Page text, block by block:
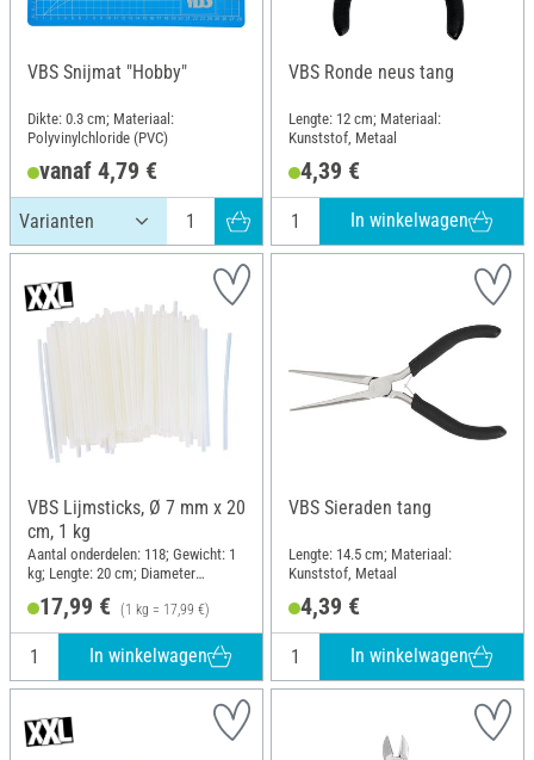
VBS Snijmat "Hobby"
Dikte: 0.3 cm; Materiaal:
Polyvinylchloride (PVC)
vanaf 4,79 €
VBS Ronde neus tang
Lengte: 12 cm; Materiaal:
Kunststof, Metaal
4,39 €
In winkelwagen
VBS Lijmsticks, Ø 7 mm x 20
cm, 1 kg
Aantal onderdelen: 118; Gewicht: 1
kg; Lengte: 20 cm; Diameter
17,99 € (1 kg = 17,99 €)
In winkelwagen
VBS Sieraden tang
Lengte: 14.5 cm; Materiaal:
Kunststof, Metaal
4,39 €
In winkelwagen